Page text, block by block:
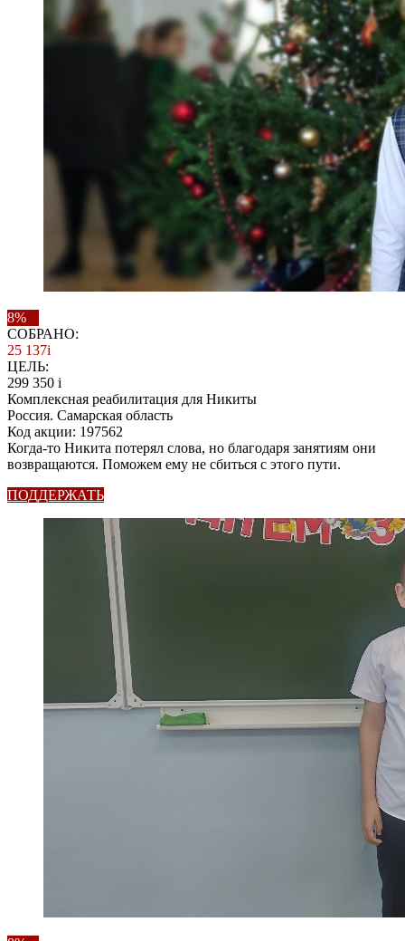
8%
СОБРАНО:
25 137i
ЦЕЛЬ:
299 350 i
Комплексная реабилитация для Никиты
Россия. Самарская область
Код акции: 197562
Когда-то Никита потерял слова, но благодаря занятиям они
возвращаются. Поможем ему не сбиться с этого пути.
ПОДДЕРЖАТЬ